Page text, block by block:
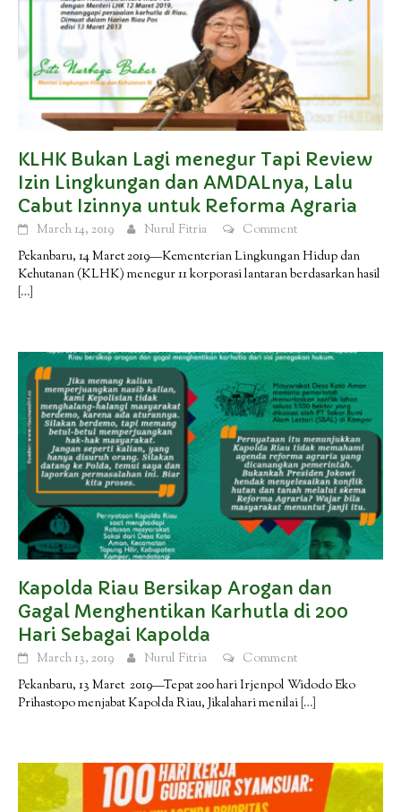
KLHK Bukan Lagi menegur Tapi Review
Izin Lingkungan dan AMDALnya, Lalu
Cabut Izinnya untuk Reforma Agraria
March 14, 2019 Nurul Fitria
Comment
Pekanbaru, 14 Maret 2019—Kementerian Lingkungan Hidup dan
Kehutanan (KLHK) menegur 11 korporasi lantaran berdasarkan hasil
[…]
Kapolda Riau Bersikap Arogan dan
Gagal Menghentikan Karhutla di 200
Hari Sebagai Kapolda
March 13, 2019 Nurul Fitria
Comment
Pekanbaru, 13 Maret 2019—Tepat 200 hari Irjenpol Widodo Eko
Prihastopo menjabat Kapolda Riau, Jikalahari menilai […]